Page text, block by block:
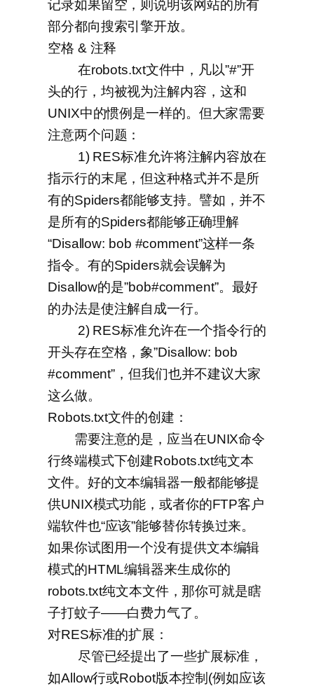
记录如果留空，则说明该网站的所有
部分都向搜索引擎开放。
空格 & 注释
在robots.txt文件中，凡以”#”开
头的行，均被视为注解内容，这和
UNIX中的惯例是一样的。但大家需要
注意两个问题：
1) RES标准允许将注解内容放在
指示行的末尾，但这种格式并不是所
有的Spiders都能够支持。譬如，并不
是所有的Spiders都能够正确理解
“Disallow: bob #comment”这样一条
指令。有的Spiders就会误解为
Disallow的是”bob#comment”。最好
的办法是使注解自成一行。
2) RES标准允许在一个指令行的
开头存在空格，象”Disallow: bob
#comment”，但我们也并不建议大家
这么做。
Robots.txt文件的创建：
需要注意的是，应当在UNIX命令
行终端模式下创建Robots.txt纯文本
文件。好的文本编辑器一般都能够提
供UNIX模式功能，或者你的FTP客户
端软件也“应该”能够替你转换过来。
如果你试图用一个没有提供文本编辑
模式的HTML编辑器来生成你的
robots.txt纯文本文件，那你可就是瞎
子打蚊子——白费力气了。
对RES标准的扩展：
尽管已经提出了一些扩展标准，
如Allow行或Robot版本控制(例如应该